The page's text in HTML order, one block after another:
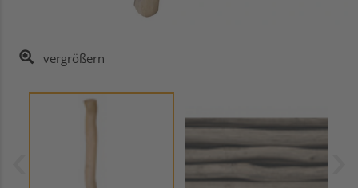
vergrößern